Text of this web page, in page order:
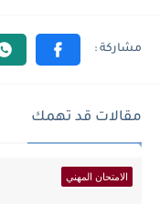
مقالات قد تهمك
الامتحان المهني